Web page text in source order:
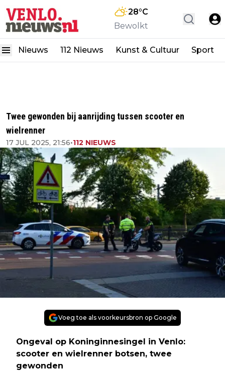
28°C
Bewolkt
Nieuws 112 Nieuws Kunst & Cultuur Sport
Twee gewonden bij aanrijding tussen scooter en
wielrenner
17 JUL 2025, 21:56•112 NIEUWS
Voeg toe als voorkeursbron op Google
Ongeval op Koninginnesingel in Venlo:
scooter en wielrenner botsen, twee
gewonden